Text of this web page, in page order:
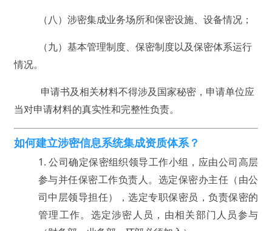
（八）涉密集成业务场所和保密设施、设备情况；
（九）基本管理制度、保密制度以及保密体系运行
情况。
申请书及相关材料不得涉及国家秘密，申请单位应
当对申请材料的真实性和完整性负责。
如何建立涉密信息系统集成资质体系？
1.公司确定保密组织领导工作小组，应由公司高层
参与并任保密工作负责人。选定保密办主任（由公
司中层领导担任），选定专职保密员，负责保密的
管理工作。选定涉密人员，由相关部门人员参与